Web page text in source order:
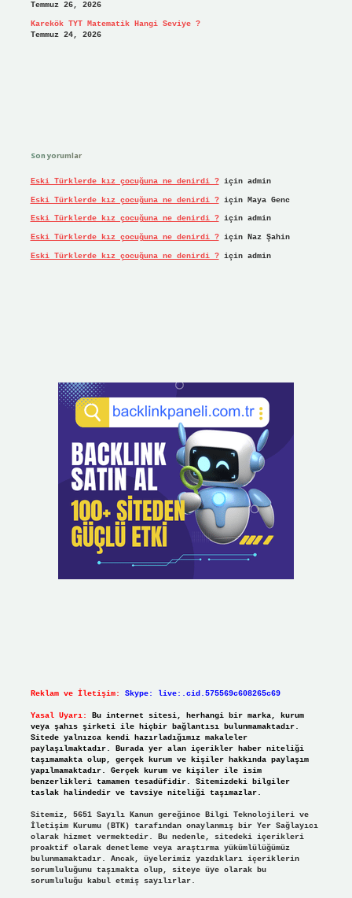
Temmuz 26, 2026
Karekök TYT Matematik Hangi Seviye ?
Temmuz 24, 2026
Son yorumlar
Eski Türklerde kız çocuğuna ne denirdi ?için admin
Eski Türklerde kız çocuğuna ne denirdi ?için Maya Genc
Eski Türklerde kız çocuğuna ne denirdi ?için admin
Eski Türklerde kız çocuğuna ne denirdi ?için Naz Şahin
Eski Türklerde kız çocuğuna ne denirdi ?için admin
Reklam ve İletişim: Skype: live:.cid.575569c608265c69
Yasal Uyarı:
Bu internet sitesi, herhangi bir marka, kurum
veya şahıs şirketi ile hiçbir bağlantısı bulunmamaktadır.
Sitede yalnızca kendi hazırladığımız makaleler
paylaşılmaktadır. Burada yer alan içerikler haber niteliği
taşımamakta olup, gerçek kurum ve kişiler hakkında paylaşım
yapılmamaktadır. Gerçek kurum ve kişiler ile isim
benzerlikleri tamamen tesadüfidir. Sitemizdeki bilgiler
taslak halindedir ve tavsiye niteliği taşımazlar.
Sitemiz, 5651 Sayılı Kanun gereğince Bilgi Teknolojileri ve
İletişim Kurumu (BTK) tarafından onaylanmış bir Yer Sağlayıcı
olarak hizmet vermektedir. Bu nedenle, sitedeki içerikleri
proaktif olarak denetleme veya araştırma yükümlülüğümüz
bulunmamaktadır. Ancak, üyelerimiz yazdıkları içeriklerin
sorumluluğunu taşımakta olup, siteye üye olarak bu
sorumluluğu kabul etmiş sayılırlar.